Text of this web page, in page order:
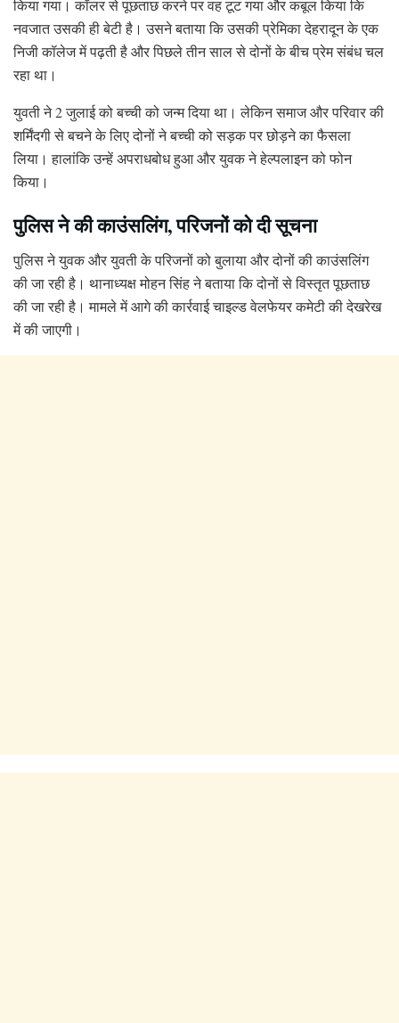
किया गया। कॉलर से पूछताछ करने पर वह टूट गया और कबूल किया कि
नवजात उसकी ही बेटी है। उसने बताया कि उसकी प्रेमिका देहरादून के एक
निजी कॉलेज में पढ़ती है और पिछले तीन साल से दोनों के बीच प्रेम संबंध चल
रहा था।
युवती ने 2 जुलाई को बच्ची को जन्म दिया था। लेकिन समाज और परिवार की
शर्मिंदगी से बचने के लिए दोनों ने बच्ची को सड़क पर छोड़ने का फैसला
लिया। हालांकि उन्हें अपराधबोध हुआ और युवक ने हेल्पलाइन को फोन
किया।
पुलिस ने की काउंसलिंग, परिजनों को दी सूचना
पुलिस ने युवक और युवती के परिजनों को बुलाया और दोनों की काउंसलिंग
की जा रही है। थानाध्यक्ष मोहन सिंह ने बताया कि दोनों से विस्तृत पूछताछ
की जा रही है। मामले में आगे की कार्रवाई चाइल्ड वेलफेयर कमेटी की देखरेख
में की जाएगी।